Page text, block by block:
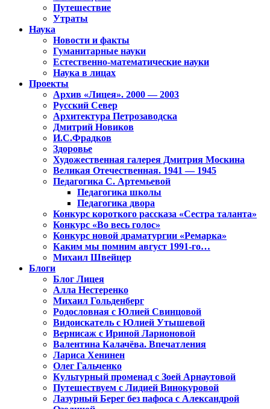
Путешествие
Утраты
Наука
Новости и факты
Гуманитарные науки
Естественно-математические науки
Наука в лицах
Проекты
Архив «Лицея». 2000 — 2003
Русский Север
Архитектура Петрозаводска
Дмитрий Новиков
И.С.Фрадков
Здоровье
Художественная галерея Дмитрия Москина
Великая Отечественная. 1941 — 1945
Педагогика С. Артемьевой
Педагогика школы
Педагогика двора
Конкурс короткого рассказа «Сестра таланта»
Конкурс «Во весь голос»
Конкурс новой драматургии «Ремарка»
Каким мы помним август 1991-го…
Михаил Швейцер
Блоги
Блог Лицея
Алла Нестеренко
Михаил Гольденберг
Родословная с Юлией Свинцовой
Видоискатель с Юлией Утышевой
Вернисаж с Ириной Ларионовой
Валентина Калачёва. Впечатления
Лариса Хенинен
Олег Гальченко
Культурный променад с Зоей Арнаутовой
Путешествуем с Лидией Винокуровой
Лазурный Берег без пафоса с Александрой